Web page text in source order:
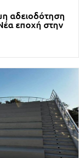
αδειοδότηση
εποχή στην